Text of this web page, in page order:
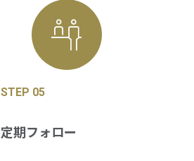
STEP 05
定期フォロー